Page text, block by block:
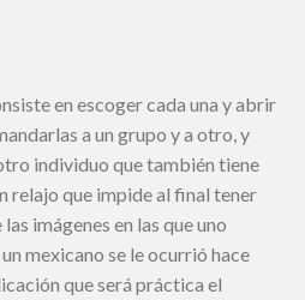
en escoger cada una y abrir
a un grupo y a otro, y
individuo que también tiene
relajo que impide al final tener
imágenes en las que uno
mexicano se le ocurrió hace
que será práctica el